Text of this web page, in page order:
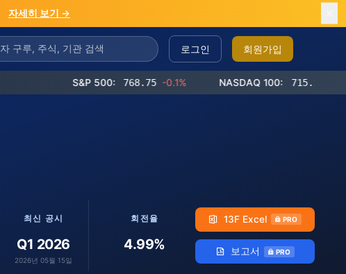
자세히 보기 →
로그인 회원가입
768.75 -0.1% NASDAQ 100: 715.14 -0.3%
최신 공시
Q1 2026
2026년 05월 15일
회전율
4.99%
13F Excel PRO
보고서 PRO